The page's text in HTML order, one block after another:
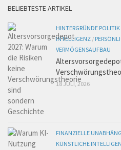
BELIEBTESTE ARTIKEL
HINTERGRÜNDE POLITIK
INTELLIGENZ /
VERMÖGENSAUFBAU
18 JULI, 2026
FINANZIELLE
KÜNSTLICHE